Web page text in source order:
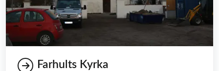
Farhults Kyrka